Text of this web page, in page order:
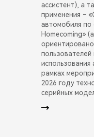
ассистент), а
применения –
автомобиля
Homecoming»
использования
рамках
2026 году
серийных